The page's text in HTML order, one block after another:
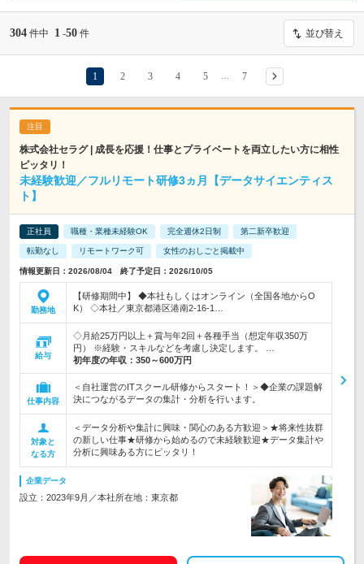
304 件中 1 -50 件 並び替え
1 2 3 4 5 7
株式会社セラグ | 成長を応援！仕事とプライベートを両立したい方に相性
ピッタリ！
未経験歓迎／フルリモート研修3ヵ月【データサイエンティス
ト】
正社員 職種・業種未経験OK 完全週休2日制 第二新卒歓迎
転勤なし リモートワーク可 女性のおしごと掲載中
情報更新日：2026/08/04 終了予定日：2026/10/05
勤務地
【研修期間中】 ◆本社もしくはオンライン（全国各地からO
K） ◇本社／東京都港区港南2-16-1…
給与
◇月給25万円以上＋賞与年2回＋各種手当（想定年収350万
円） ※経験・スキルなどを考慮し決定します。 …
初年度の年収： 350～600万円
仕事内容
＜自社運営のITスクール研修からスタート！＞◆企業の課題解
決につながるデータの集計・分析を行います。
対象と
なる方
＜データ分析や集計に興味・関心のある方歓迎＞★将来性抜群
の新しい仕事★研修から始めるので未経験歓迎★データ集計や
分析に興味ある方にピッタリ！
企業データ
設立：2023年9月／本社所在地：東京都